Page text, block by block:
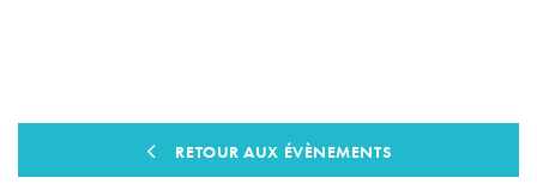
RETOUR AUX ÉVÈNEMENTS